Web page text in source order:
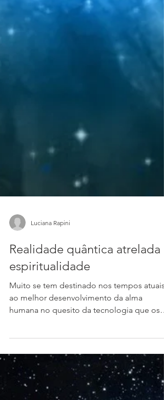
Luciana Rapini
Realidade quântica atrelada a
espiritualidade
Muito se tem destinado nos tempos atuais